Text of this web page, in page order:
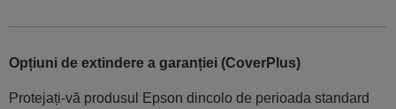
Opțiuni de extindere a garanției (CoverPlus)
Protejați-vă produsul Epson dincolo de perioada standard